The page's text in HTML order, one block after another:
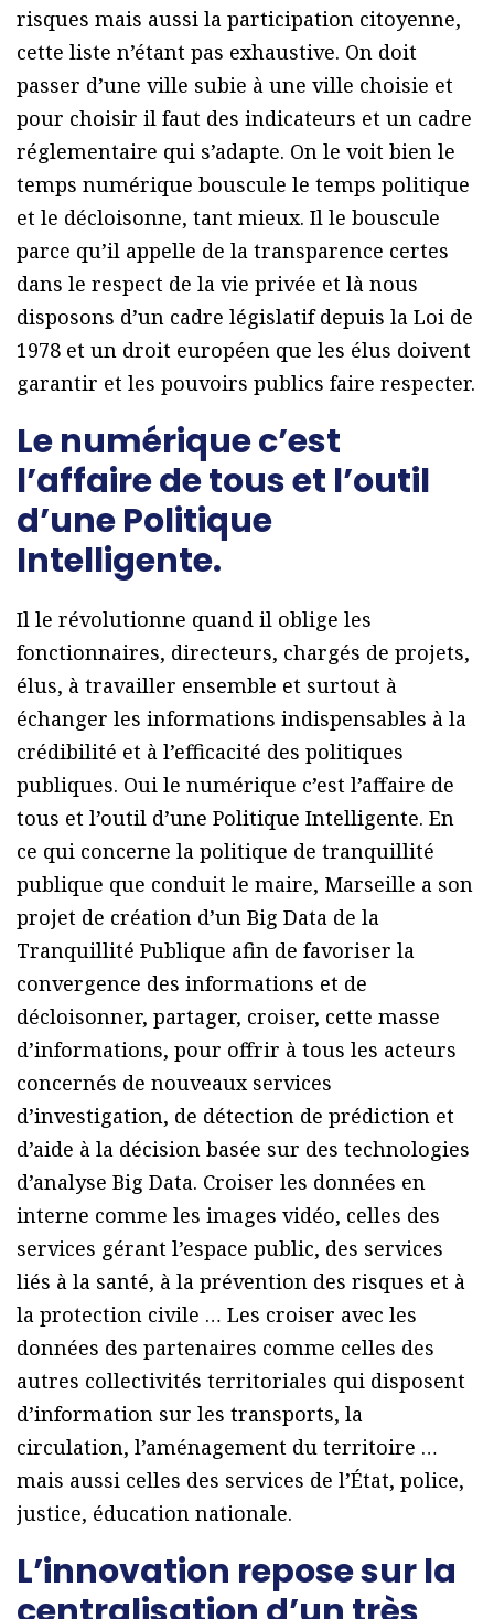
risques mais aussi la participation citoyenne,
cette liste n’étant pas exhaustive. On doit
passer d’une ville subie à une ville choisie et
pour choisir il faut des indicateurs et un cadre
réglementaire qui s’adapte. On le voit bien le
temps numérique bouscule le temps politique
et le décloisonne, tant mieux. Il le bouscule
parce qu’il appelle de la transparence certes
dans le respect de la vie privée et là nous
disposons d’un cadre législatif depuis la Loi de
1978 et un droit européen que les élus doivent
garantir et les pouvoirs publics faire respecter.
Le numérique c’est
l’affaire de tous et l’outil
d’une Politique
Intelligente.
Il le révolutionne quand il oblige les
fonctionnaires, directeurs, chargés de projets,
élus, à travailler ensemble et surtout à
échanger les informations indispensables à la
crédibilité et à l’efficacité des politiques
publiques. Oui le numérique c’est l’affaire de
tous et l’outil d’une Politique Intelligente. En
ce qui concerne la politique de tranquillité
publique que conduit le maire, Marseille a son
projet de création d’un Big Data de la
Tranquillité Publique afin de favoriser la
convergence des informations et de
décloisonner, partager, croiser, cette masse
d’informations, pour offrir à tous les acteurs
concernés de nouveaux services
d’investigation, de détection de prédiction et
d’aide à la décision basée sur des technologies
d’analyse Big Data. Croiser les données en
interne comme les images vidéo, celles des
services gérant l’espace public, des services
liés à la santé, à la prévention des risques et à
la protection civile … Les croiser avec les
données des partenaires comme celles des
autres collectivités territoriales qui disposent
d’information sur les transports, la
circulation, l’aménagement du territoire …
mais aussi celles des services de l’État, police,
justice, éducation nationale.
L’innovation repose sur la